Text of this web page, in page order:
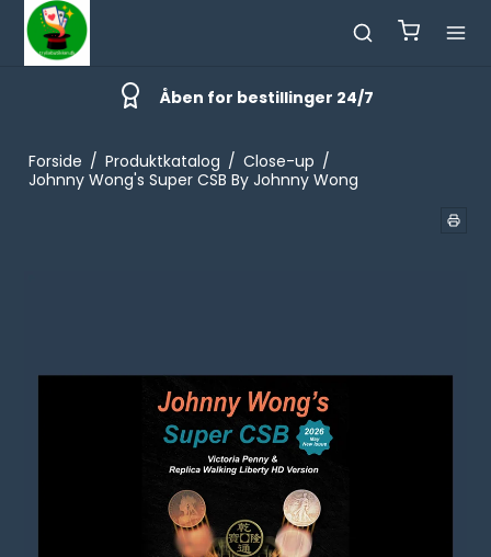
Åben for bestillinger 24/7
Forside / Produktkatalog / Close-up /
Johnny Wong's Super CSB By Johnny Wong